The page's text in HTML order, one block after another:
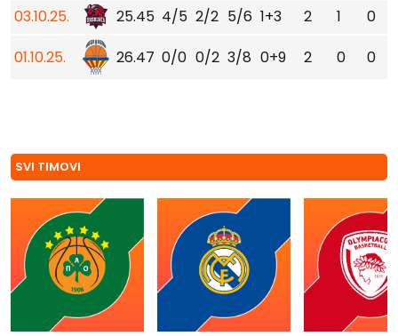
03.10.25.
25.45 4/5 2/2 5/6 1+3 2 1
0
01.10.25.
26.47 0/0 0/2 3/8 0+9 2 0 0
SVI TIMOVI